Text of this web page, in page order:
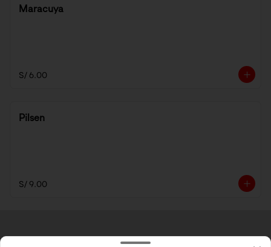
Maracuya
S/ 6.00
Pilsen
S/ 9.00